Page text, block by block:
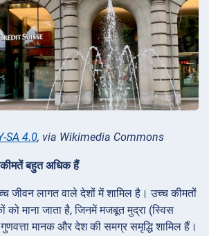
SA 4.0, via Wikimedia Commons
बहुत अधिक हैं
जीवन लागत वाले देशों में शामिल है। उच्च कीमतों
को माना जाता है, जिनमें मजबूत मुद्रा (स्विस
मानक और देश की समग्र समृद्धि शामिल हैं।